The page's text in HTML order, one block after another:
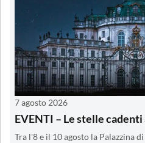
7 agosto 2026
EVENTI – Le stelle
Tra l'8 e il 10 agosto la Palazzina